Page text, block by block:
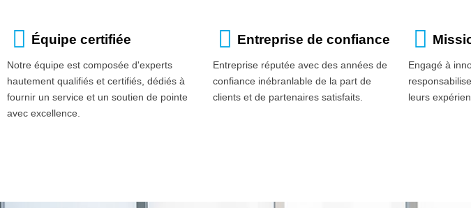
Équipe certifiée
Notre équipe est composée d'experts
hautement qualifiés et certifiés, dédiés à
fournir un service et un soutien de pointe
avec excellence.
Entreprise de confiance
Entreprise réputée avec des années de
confiance inébranlable de la part de
clients et de partenaires satisfaits.
Engagé à
leurs